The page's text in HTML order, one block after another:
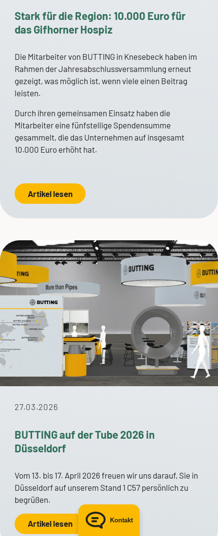
Stark für die Region: 10.000 Euro für
das Gifhorner Hospiz
Die Mitarbeiter von BUTTING in Knesebeck haben im
Rahmen der Jahresabschlussversammlung erneut
gezeigt, was möglich ist, wenn viele einen Beitrag
leisten.
Durch ihren gemeinsamen Einsatz haben die
Mitarbeiter eine fünfstellige Spendensumme
gesammelt, die das Unternehmen auf insgesamt
10.000 Euro erhöht hat.
Artikel lesen
27.03.2026
BUTTING auf der Tube 2026 in
Düsseldorf
Vom 13. bis 17. April 2026 freuen wir uns darauf, Sie in
Düsseldorf auf unserem Stand 1 C57 persönlich zu
begrüßen.
Artikel lesen Kontakt
Andrea Kiel
Head of Marketing & communications
BUTTING Group
+49 5834 50-232